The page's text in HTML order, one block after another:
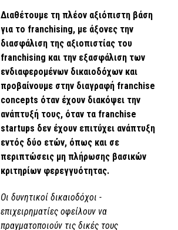
Διαθέτουμε τη πλέον αξιόπιστη βάση
για το franchising, με άξονες την
διασφάλιση της αξιοπιστίας του
franchising και την εξασφάλιση των
ενδιαφερομένων δικαιοδόχων και
προβαίνουμε στην διαγραφή franchise
concepts όταν έχουν διακόψει την
ανάπτυξή τους, όταν τα franchise
startups δεν έχουν επιτύχει ανάπτυξη
εντός δύο ετών, όπως και σε
περιπτώσεις μη πλήρωσης βασικών
κριτηρίων φερεγγυότητας.
Οι δυνητικοί δικαιοδόχοι -
επιχειρηματίες οφείλουν να
πραγματοποιούν τις δικές τους